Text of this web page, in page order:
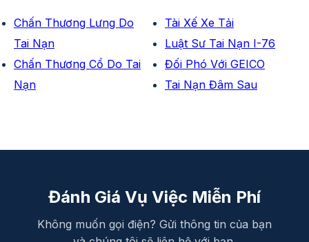
Chấn Thương Lưng Do
Tai Nạn
Chấn Thương Cổ Do Tai
Nạn
Tài Xế Xe Tải
Luật Sư Tai Nạn I-76
Đối Phó Với GEICO
Tai Nạn Đâm Sau
Đánh Giá Vụ Việc Miễn Phí
Không muốn gọi điện? Gửi thông tin của bạn